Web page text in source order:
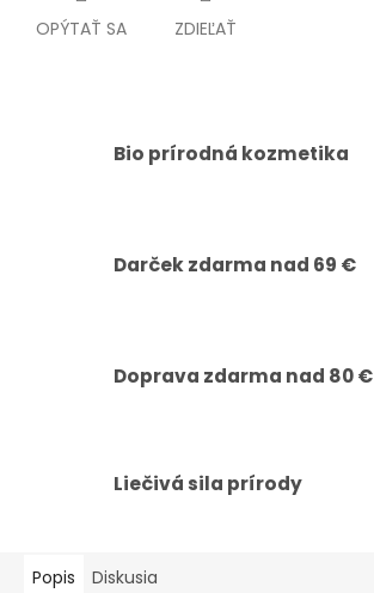
OPÝTAŤ SA ZDIEĽAŤ
Bio prírodná kozmetika
Darček zdarma nad 69 €
Doprava zdarma nad 80 €
Liečivá sila prírody
Popis Diskusia